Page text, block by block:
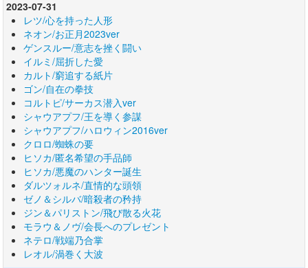
2023-07-31
レツ/心を持った人形
ネオン/お正月2023ver
ゲンスルー/意志を挫く闘い
イルミ/屈折した愛
カルト/窮追する紙片
ゴン/自在の拳技
コルトピ/サーカス潜入ver
シャウアプフ/王を導く参謀
シャウアプフ/ハロウィン2016ver
クロロ/蜘蛛の要
ヒソカ/匿名希望の手品師
ヒソカ/悪魔のハンター誕生
ダルツォルネ/直情的な頭領
ゼノ＆シルバ/暗殺者の矜持
ジン＆パリストン/飛び散る火花
モラウ＆ノヴ/会長へのプレゼント
ネテロ/戦端乃合掌
レオル/渦巻く大波